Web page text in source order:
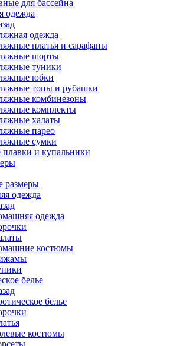
для бассейна
одежда
одежда
платья и сарафаны
шорты
туники
юбки
топы и рубашки
комбинезоны
комплекты
халаты
парео
сумки
плавки и купальники
размеры
одежда
одежда
костюмы
белье
белье
костюмы